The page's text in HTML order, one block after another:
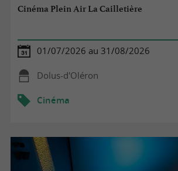
Cinéma Plein Air La Cailletière
01/07/2026 au 31/08/2026
Dolus-d'Oléron
Cinéma